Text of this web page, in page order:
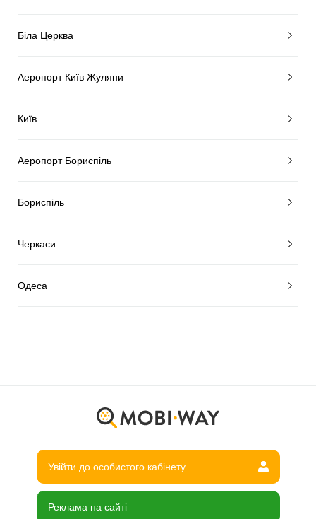
Біла Церква
Аеропорт Київ Жуляни
Київ
Аеропорт Бориспіль
Бориспіль
Черкаси
Одеса
Увійти до особистого кабінету
Реклама на сайті